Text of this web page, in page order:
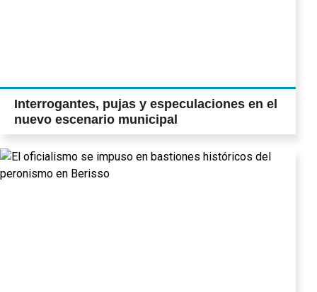
Interrogantes, pujas y especulaciones en el
nuevo escenario municipal